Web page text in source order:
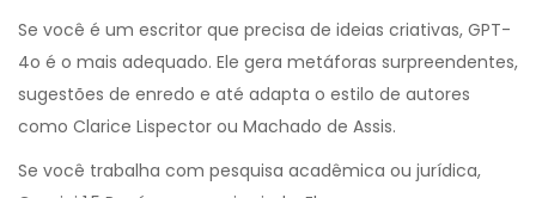
Se você é um escritor que precisa de ideias criativas, GPT-
4o é o mais adequado. Ele gera metáforas surpreendentes,
sugestões de enredo e até adapta o estilo de autores
como Clarice Lispector ou Machado de Assis.
Se você trabalha com pesquisa acadêmica ou jurídica,